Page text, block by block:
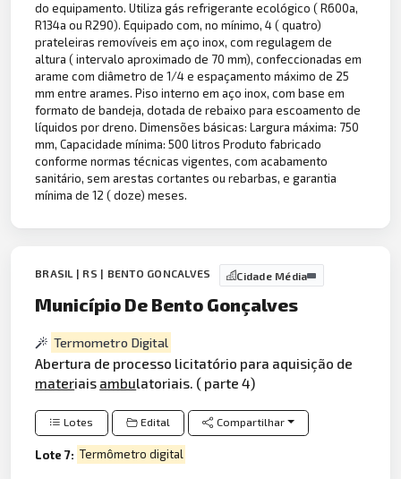
do equipamento. Utiliza gás refrigerante ecológico ( R600a,
R134a ou R290). Equipado com, no mínimo, 4 ( quatro)
prateleiras removíveis em aço inox, com regulagem de
altura ( intervalo aproximado de 70 mm), confeccionadas em
arame com diâmetro de 1/4 e espaçamento máximo de 25
mm entre arames. Piso interno em aço inox, com base em
formato de bandeja, dotada de rebaixo para escoamento de
líquidos por dreno. Dimensões básicas: Largura máxima: 750
mm, Capacidade mínima: 500 litros Produto fabricado
conforme normas técnicas vigentes, com acabamento
sanitário, sem arestas cortantes ou rebarbas, e garantia
mínima de 12 ( doze) meses.
BRASIL | RS | BENTO GONCALVES Cidade Média
Município De Bento Gonçalves
Termometro Digital
Abertura de processo licitatório para aquisição de
materiais ambulatoriais. ( parte 4)
Lotes Edital Compartilhar
Lote 7: Termômetro digital